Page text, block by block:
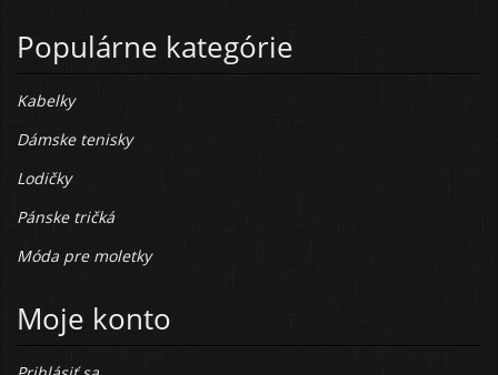
Populárne kategórie
Kabelky
Dámske tenisky
Lodičky
Pánske tričká
Móda pre moletky
Moje konto